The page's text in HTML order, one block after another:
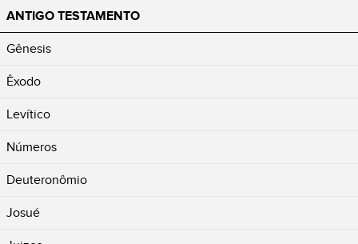
ANTIGO TESTAMENTO
Gênesis
Êxodo
Levítico
Números
Deuteronômio
Josué